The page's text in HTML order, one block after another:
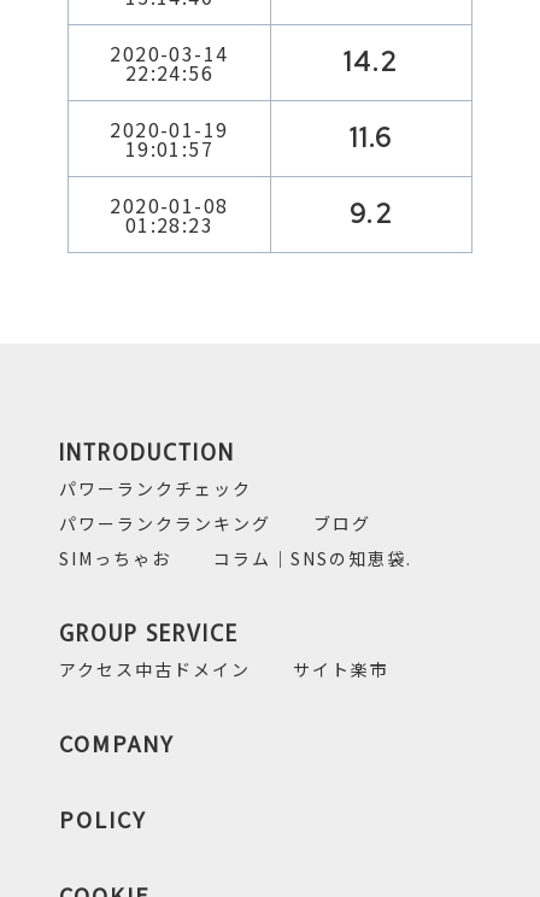
2020-03-14
22:24:56 14.2
2020-01-19
19:01:57 11.6
2020-01-08
01:28:23 9.2
INTRODUCTION
パワーランクチェック
パワーランクランキング
ブログ
SIMっちゃお
コラム｜SNSの知恵袋.
GROUP SERVICE
アクセス中古ドメイン サイト楽市
COMPANY
POLICY